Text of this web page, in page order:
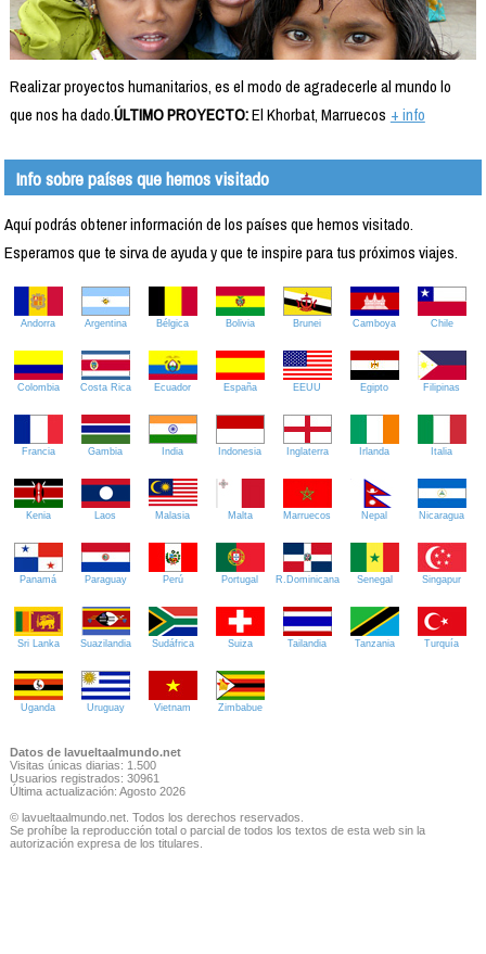
Realizar proyectos humanitarios, es el modo de agradecerle al mundo lo
que nos ha dado.ÚLTIMO PROYECTO:El Khorbat, Marruecos + info
Info sobre países que hemos visitado
Aquí podrás obtener información de los países que hemos visitado.
Esperamos que te sirva de ayuda y que te inspire para tus próximos viajes.
Andorra Argentina Bélgica Bolivia Brunei Camboya Chile
Colombia Costa Rica Ecuador España EEUU Egipto Filipinas
Francia Gambia India Indonesia Inglaterra Irlanda Italia
Kenia Laos Malasia Malta Marruecos Nepal Nicaragua
Panamá Paraguay Perú Portugal R.Dominicana Senegal Singapur
Sri Lanka Suazilandia Sudáfrica Suiza Tailandia Tanzania Turquía
Uganda Uruguay Vietnam Zimbabue
Datos de lavueltaalmundo.net
Visitas únicas diarias: 1.500
Usuarios registrados: 30961
Última actualización: Agosto 2026
© lavueltaalmundo.net. Todos los derechos reservados.
Se prohíbe la reproducción total o parcial de todos los textos de esta web sin la
autorización expresa de los titulares.